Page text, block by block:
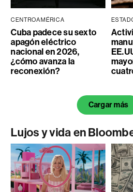
CENTROAMÉRICA
Cuba padece su sexto
apagón eléctrico
nacional en 2026,
¿cómo avanza la
reconexión?
Cargar más
Lujos y vida en